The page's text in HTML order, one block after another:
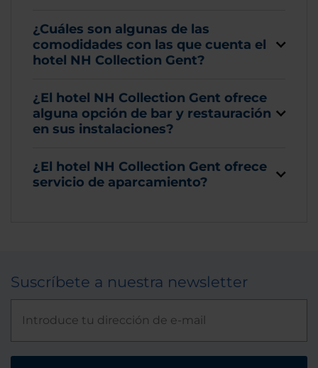
¿Cuáles son algunas de las
comodidades con las que cuenta el
hotel NH Collection Gent?
¿El hotel NH Collection Gent ofrece
alguna opción de bar y restauración
en sus instalaciones?
¿El hotel NH Collection Gent ofrece
servicio de aparcamiento?
Suscríbete a nuestra newsletter